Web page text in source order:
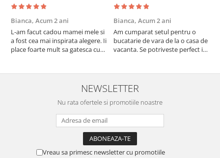
Bianca, Acum 2 ani
L-am facut cadou mamei mele si
a fost cea mai inspirata alegere. Ii
place foarte mult sa gatesca cu
cratita...ma gandesc serios sa imi
cumpar si eu! Recomand mult !
Bianca, Acum 2 ani
Am cumparat setul pentru o
bucatarie de vara de la o casa de
vacanta. Se potriveste perfect in
buna, recomand cu drag !
NEWSLETTER
Nu rata ofertele si promotiile noastre
Vreau sa primesc newsletter cu promotiile